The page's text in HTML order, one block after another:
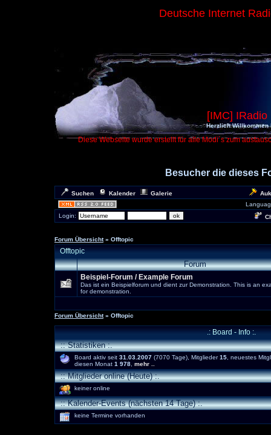
Deutsche Internet
[IMC]
Herzlich Willkommen
Diese Webseite wurde erstellt für alle Modi´s zum
Besucher die dieses
Suchen Kalender Galerie
Login:
Forum Übersicht » Offtopic
Offtopic
Forum
Beispiel-Forum / Example Forum
Das ist ein Beispielforum und dient zur Demonstration. This is an
for demonstration.
Forum Übersicht » Offtopic
.: Board - Info :.
:: Statistiken :.
Board aktiv seit 31.03.2007 (7070 Tage), Mitglieder15 , neuestes
diesen Monat 1 978 mehr ..
:: Mitglieder online (Heute) :.
keiner online
:: Kalender-Events (nächsten 14 Tage) :.
keine Termine vorhanden